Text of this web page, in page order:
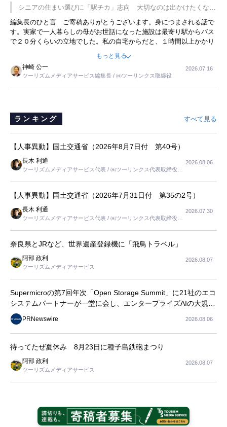
です。永井社長は、駐車場に都内ナンバーの高級外車が停まっている
ことに目をつけ、高級商品でも売れると確信したそうです。今回の記
事を懐かしく読みました。
シニアの住まい選びに「駅チカ」志向 大切なのは出かけたくなる
暮らし
編集長のひと言 ご寄稿ありがとうございます。身につまされる話で
す。実家で一人暮らしの母がお世話になった施設は最寄り駅からバス
で２０分くらいの立地でした。私の自宅からだと、１時間以上かかり
ました。母の住まいから近いという理由で、その施設を選択したので
すが、私と妹にとっては、半日仕事ででした。シニアの住まい選び
は、当人だけではなく、世話をする家族の足の便も考えない外池ない
と思いました。
もっと見る
神崎 公一
ツーリズムメディアサービス編集長 / ㈱ツーリンクス取締役
2026.07.16
ランキング すべて見る
【人事異動】国土交通省（2026年8月7日付 第40号）
長木 利通
ツーリズムメディアサービス代表 / ㈱ツーリンクス代表取締役社
2026.08.06
【人事異動】国土交通省（2026年7月31日付 第35の2号）
長木 利通
ツーリズムメディアサービス代表 / ㈱ツーリンクス代表取締役社
2026.07.30
奈良県とJRなど、世界遺産登録機に「飛鳥トラベル」
阿部 政利
ツーリズムメディアサービス
2026.08.07
Supermicroの第7回年次「Open Storage Summit」に21社のエコ
システムパートナーが一堂に会し、エンタープライズAIの大規模
導入に関する実践的なガイダンスを共有
PRNewswire 2026.08.06
待ってたぜ夏休み 8月23日に種子島鉄砲まつり
阿部 政利
ツーリズムメディアサービス
2026.08.07